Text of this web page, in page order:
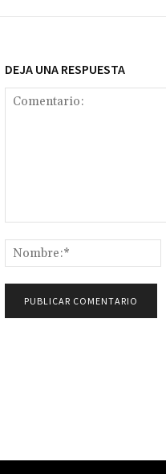
DEJA UNA RESPUESTA